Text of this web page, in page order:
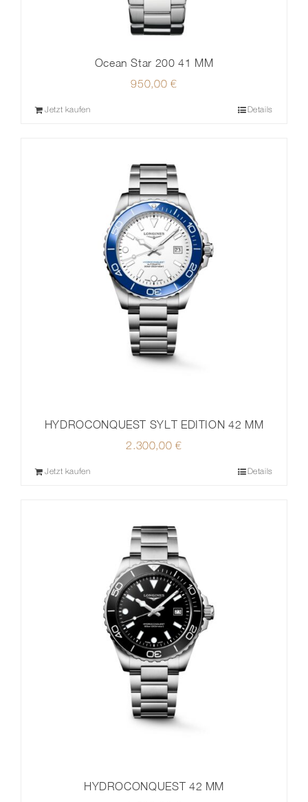
Ocean Star 200 41 MM
950,00 €
Jetzt kaufen Details
HYDROCONQUEST SYLT EDITION 42 MM
2.300,00€
Jetzt kaufen Details
HYDROCONQUEST 42 MM